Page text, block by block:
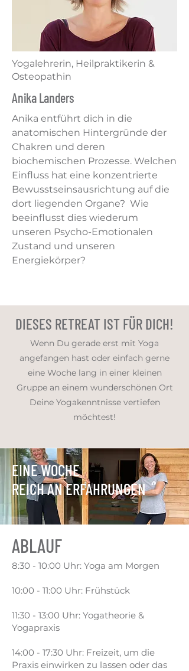
Yogalehrerin, Heilpraktikerin &
Osteopathin
Anika Landers
Anika entführt dich in die
anatomischen Hintergründe der
Chakren und deren
biochemischen Prozesse. Welchen
Einfluss hat eine konzentrierte
Bewusstseinsausrichtung auf die
dort liegenden Organe? Wie
beeinflusst dies wiederum
unseren Psycho-Emotionalen
Zustand und unseren
Energiekörper?
DIESES RETREAT IST FÜR DICH!
Wenn Du gerade erst mit Yoga
angefangen hast oder einfach gerne
eine Woche lang in einer kleinen
Gruppe an einem wunderschönen Ort
Deine Yogakenntnisse vertiefen
möchtest!
EINE WOCHE
REICH AN ERFAHRUNGEN
ABLAUF
8:30 - 10:00 Uhr: Yoga am Morgen
10:00 - 11:00 Uhr: Frühstück
11:30 - 13:00 Uhr: Yogatheorie &
Yogapraxis
14:00 - 17:30 Uhr: Freizeit, um die
Praxis einwirken zu lassen oder das